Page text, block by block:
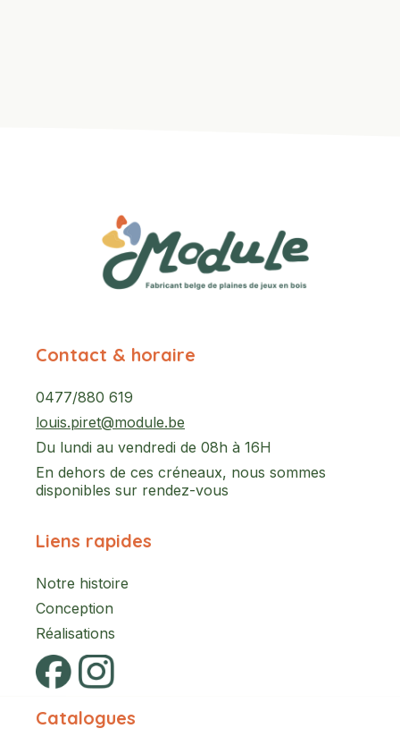
Contact & horaire
0477/880 619
louis.piret@module.be
Du lundi au vendredi de 08h à 16H
En dehors de ces créneaux, nous sommes
disponibles sur rendez-vous
Liens rapides
Notre histoire
Conception
Réalisations
Catalogues